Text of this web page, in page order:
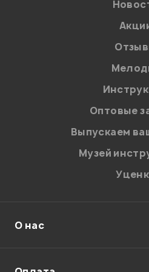
Оптовые
Выпускаем
Музей
О нас